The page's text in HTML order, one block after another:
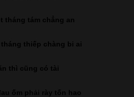
tháng tám chẳng an
thiếp chàng bi ai
thì cũng có tài
ốm phải rày tốn hao